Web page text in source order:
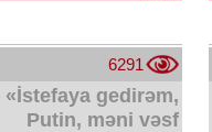
6291
«İstefaya gedirəm,
Putin, məni vəsf